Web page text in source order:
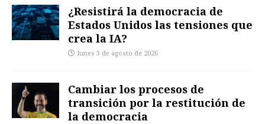
¿Resistirá la democracia de
Estados Unidos las tensiones que
crea la IA?
lunes 3 de agosto de 2026
Cambiar los procesos de
transición por la restitución de
la democracia